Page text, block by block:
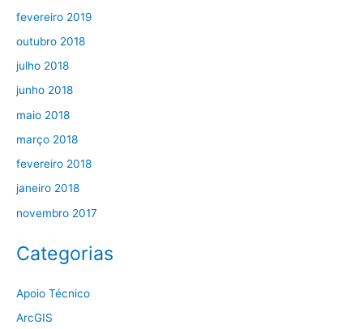
fevereiro 2019
outubro 2018
julho 2018
junho 2018
maio 2018
março 2018
fevereiro 2018
janeiro 2018
novembro 2017
Categorias
Apoio Técnico
ArcGIS